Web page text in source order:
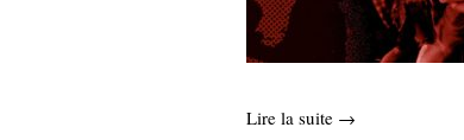
Lire la suite →